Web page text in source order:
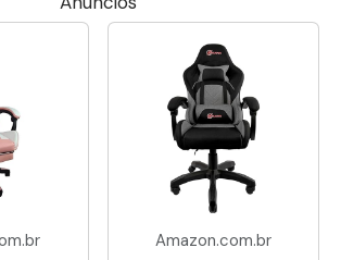
Amazon.com.br